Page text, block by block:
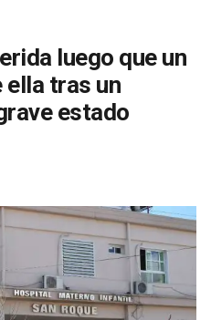
luego que un
tras un
estado